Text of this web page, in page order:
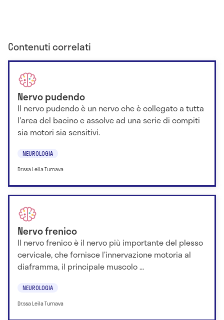
Contenuti correlati
Nervo pudendo
Il nervo pudendo è un nervo che è collegato a tutta
l'area del bacino e assolve ad una serie di compiti
sia motori sia sensitivi.
NEUROLOGIA
Dr.ssa Leila Turnava
Nervo frenico
Il nervo frenico è il nervo più importante del plesso
cervicale, che fornisce l’innervazione motoria al
diaframma, il principale muscolo ...
NEUROLOGIA
Dr.ssa Leila Turnava